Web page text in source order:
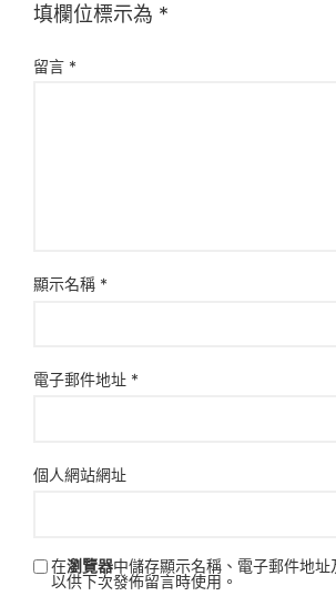
填欄位標示為 *
留言 *
顯示名稱 *
電子郵件地址 *
個人網站網址
在瀏覽器中儲存顯示名稱、電子郵件地址
以供下次發佈留言時使用。